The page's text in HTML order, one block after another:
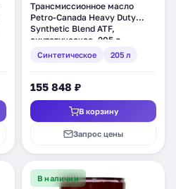
Трансмиссионное масло
Petro-Canada Heavy Duty
Synthetic Blend ATF,
синтетическое, 205 л
(PCHDATFDRM)
Синтетическое 205 л
155 848 ₽
В корзину
Запрос цены
В наличии